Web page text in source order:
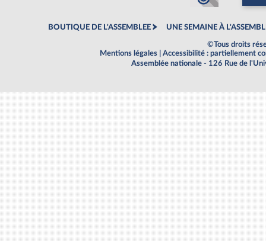
BOUTIQUE DE L'ASSEMBLEE UNE SEMAINE À
©Tous droits
Mentions légales
Accessibilité : partiellement
Assemblée nationale - 126 Rue de